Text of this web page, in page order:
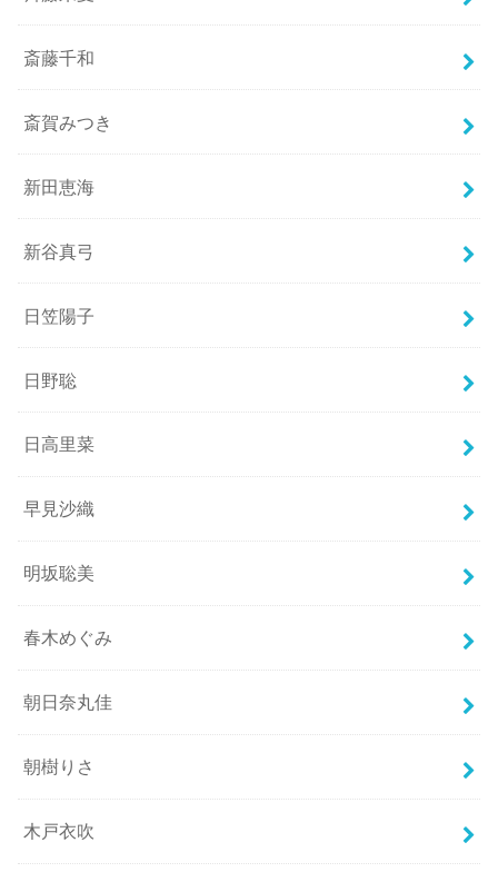
斎藤千和
斎賀みつき
新田恵海
新谷真弓
日笠陽子
日野聡
日高里菜
早見沙織
明坂聡美
春木めぐみ
朝日奈丸佳
朝樹りさ
木戸衣吹